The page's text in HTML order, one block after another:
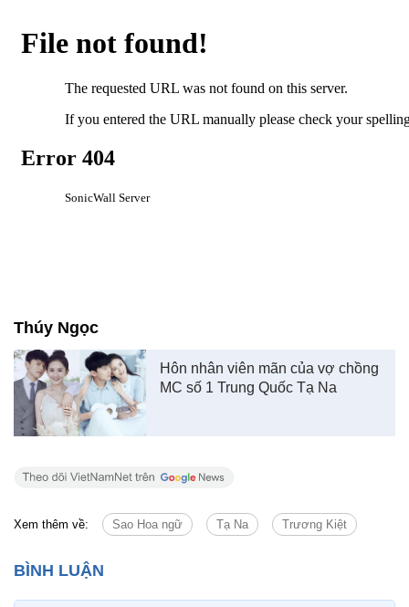
Thúy Ngọc
Hôn nhân viên mãn của vợ chồng
MC số 1 Trung Quốc Tạ Na
Xem thêm về: Sao Hoa ngữ Tạ Na Trương Kiệt